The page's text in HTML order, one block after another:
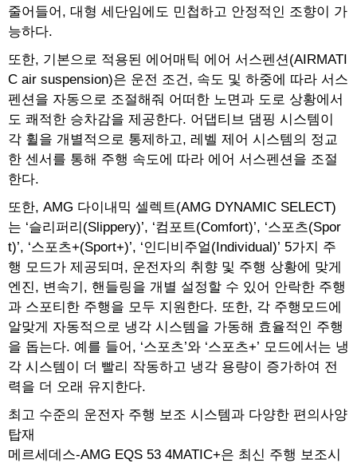
줄어들어, 대형 세단임에도 민첩하고 안정적인 조향이 가
능하다.
또한, 기본으로 적용된 에어매틱 에어 서스펜션(AIRMATI
C air suspension)은 운전 조건, 속도 및 하중에 따라 서스
펜션을 자동으로 조절해줘 어떠한 노면과 도로 상황에서
도 쾌적한 승차감을 제공한다. 어댑티브 댐핑 시스템이
각 휠을 개별적으로 통제하고, 레벨 제어 시스템의 정교
한 센서를 통해 주행 속도에 따라 에어 서스펜션을 조절
한다.
또한, AMG 다이내믹 셀렉트(AMG DYNAMIC SELECT)
는 ‘슬리퍼리(Slippery)’, ‘컴포트(Comfort)’, ‘스포츠(Spor
t)’, ‘스포츠+(Sport+)’, ‘인디비주얼(Individual)’ 5가지 주
행 모드가 제공되며, 운전자의 취향 및 주행 상황에 맞게
엔진, 변속기, 핸들링을 개별 설정할 수 있어 안락한 주행
과 스포티한 주행을 모두 지원한다. 또한, 각 주행모드에
알맞게 자동적으로 냉각 시스템을 가동해 효율적인 주행
을 돕는다. 예를 들어, ‘스포츠’와 ‘스포츠+’ 모드에서는 냉
각 시스템이 더 빨리 작동하고 냉각 용량이 증가하여 전
력을 더 오래 유지한다.
최고 수준의 운전자 주행 보조 시스템과 다양한 편의사양
탑재
메르세데스-AMG EQS 53 4MATIC+은 최신 주행 보조시